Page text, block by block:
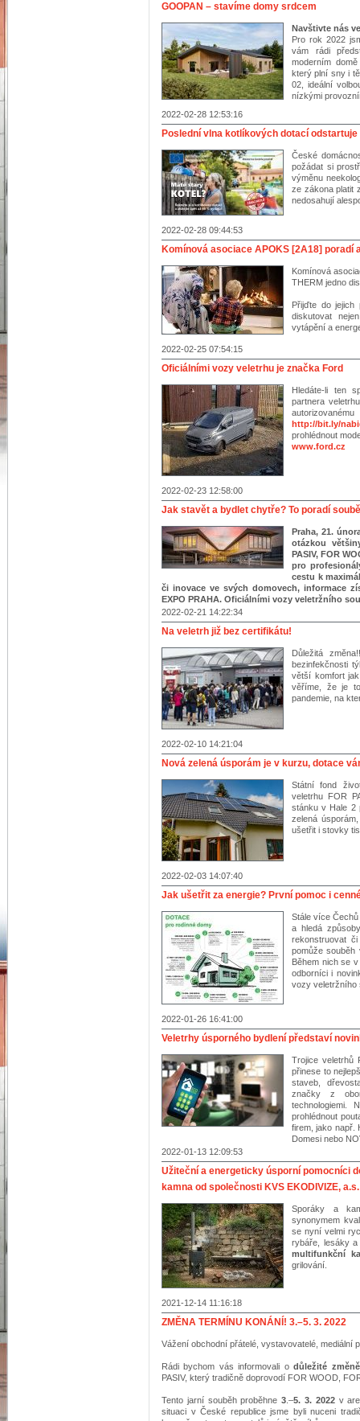
GOOPAN – stavíme domy srdcem
Navštivte nás
Pro rok 2022
vám rádi
moderním
který plní sny i
02, ideální
nízkými
2022-02-28 12:53:16
Poslední vlna kotlíkových dotací
České
požádat si
výměnu
ze zákona platit
nedosahují
2022-02-28 09:44:53
Komínová asociace APOKS [2A18]
Komínová
THERM jedno
Přijďte do
diskutovat
vytápění a
2022-02-25 07:54:15
Oficiálními vozy veletrhu je značka Ford
Hledáte-li ten
partnera
http://bit.ly/
prohlédnout
www.ford.cz
2022-02-23 12:58:00
Jak stavět a bydlet chytře? To poradí
Praha, 21.
otázkou
PASIV, FOR
pro
cestu k
či inovace ve svých domovech, informace
EXPO PRAHA. Oficiálními vozy veletržního
2022-02-21 14:22:34
Na veletrh již bez certifikátu!
Důležitá
bezinfekčnosti
větší komfort
věříme, že je
pandemie, na
2022-02-10 14:21:04
Nová zelená úsporám je v kurzu, dotace
Státní fond
veletrhu FOR
stánku v Hale 2
zelená
ušetřit i stovky
2022-02-03 14:07:40
Jak ušetřit za energie? První pomoc i
Stále více
a hledá
rekonstruovat
pomůže souběh
Během nich se
odborníci i
vozy veletržního
2022-01-26 16:41:00
Veletrhy úsporného bydlení představí
Trojice veletrhů
přinese to
staveb,
značky z
technologiemi.
prohlédnout
firem, jako např.
Domesi nebo
2022-01-13 12:09:53
Užiteční a energeticky úsporní pomocníci
kamna od společnosti KVS EKODIVIZE, a.s.
Sporáky a
synonymem
se nyní velmi
rybáře, lesáky
multifunkční
grilování.
2021-12-14 11:16:18
ZMĚNA TERMÍNU KONÁNÍ! 3.–5. 3. 2022
Vážení obchodní přátelé, vystavovatelé, mediální
Rádi bychom vás informovali odůležité
PASIV, který tradičně doprovodí FOR WOOD,
Tento jarní souběh proběhne3 .–5. 3. 2022v
situaci v České republice jsme byli nuceni